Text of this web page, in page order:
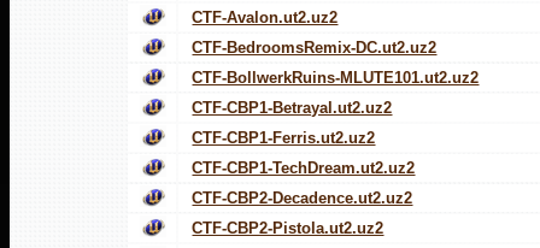
CTF-Avalon.ut2.uz2
CTF-BedroomsRemix-DC.ut2.uz2
CTF-BollwerkRuins-MLUTE101.ut2.uz2
CTF-CBP1-Betrayal.ut2.uz2
CTF-CBP1-Ferris.ut2.uz2
CTF-CBP1-TechDream.ut2.uz2
CTF-CBP2-Decadence.ut2.uz2
CTF-CBP2-Pistola.ut2.uz2